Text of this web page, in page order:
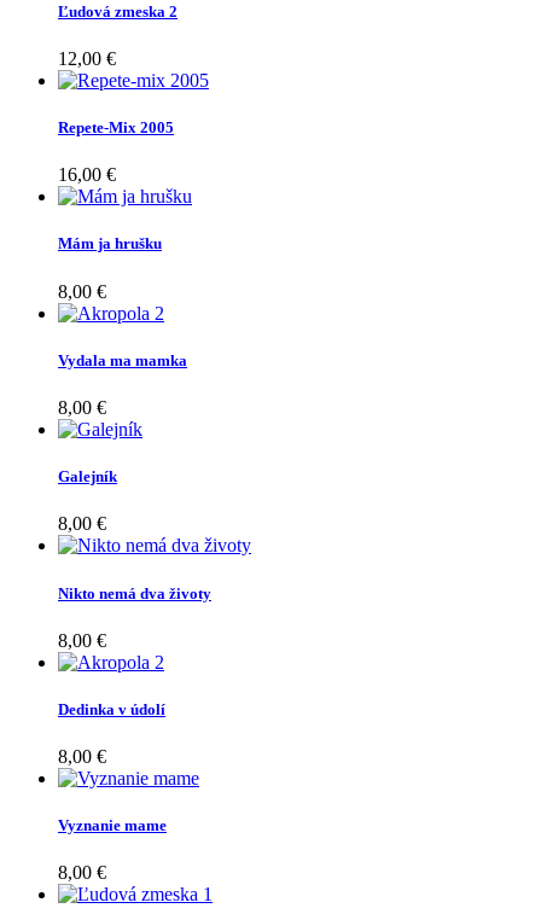
Ľudová zmeska 2
12,00 €
Repete-Mix 2005
16,00 €
Mám ja hrušku
8,00 €
Vydala ma mamka
8,00 €
Galejník
8,00 €
Nikto nemá dva životy
8,00 €
Dedinka v údolí
8,00 €
Vyznanie mame
8,00 €